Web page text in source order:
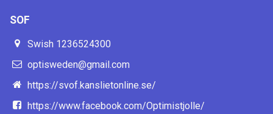
SOF
Swish 1236524300
optisweden@gmail.com
https://svof.kanslietonline.se/
https://www.facebook.com/Optimistjolle/